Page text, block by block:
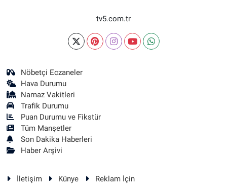
tv5.com.tr
Nöbetçi Eczaneler
Hava Durumu
Namaz Vakitleri
Trafik Durumu
Puan Durumu ve Fikstür
Tüm Manşetler
Son Dakika Haberleri
Haber Arşivi
İletişim Künye Reklam İçin